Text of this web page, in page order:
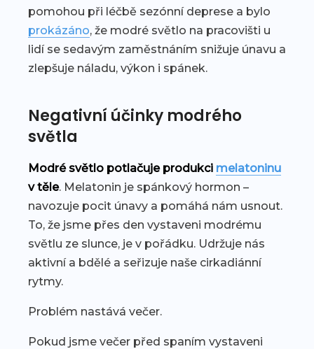
pomohou při léčbě sezónní deprese a bylo
prokázáno, že modré světlo na pracovišti u
lidí se sedavým zaměstnáním snižuje únavu a
zlepšuje náladu, výkon i spánek.
Negativní účinky modrého
světla
Modré světlo potlačuje produkci melatoninu
v těle. Melatonin je spánkový hormon –
navozuje pocit únavy a pomáhá nám usnout.
To, že jsme přes den vystaveni modrému
světlu ze slunce, je v pořádku. Udržuje nás
aktivní a bdělé a seřizuje naše cirkadiánní
rytmy.
Problém nastává večer.
Pokud jsme večer před spaním vystaveni